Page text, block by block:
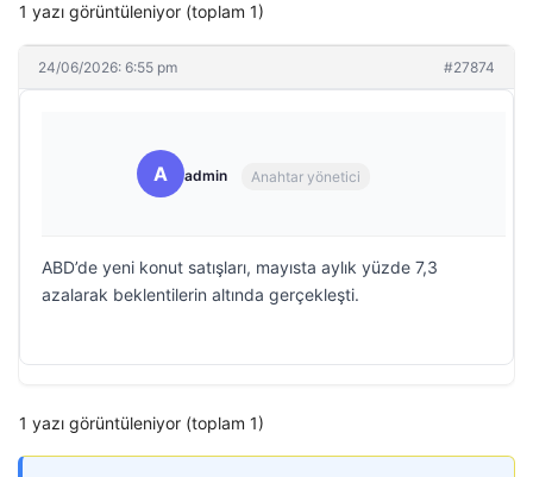
1 yazı görüntüleniyor (toplam 1)
24/06/2026: 6:55 pm #27874
A admin Anahtar yönetici
ABD’de yeni konut satışları, mayısta aylık yüzde 7,3
azalarak beklentilerin altında gerçekleşti.
1 yazı görüntüleniyor (toplam 1)